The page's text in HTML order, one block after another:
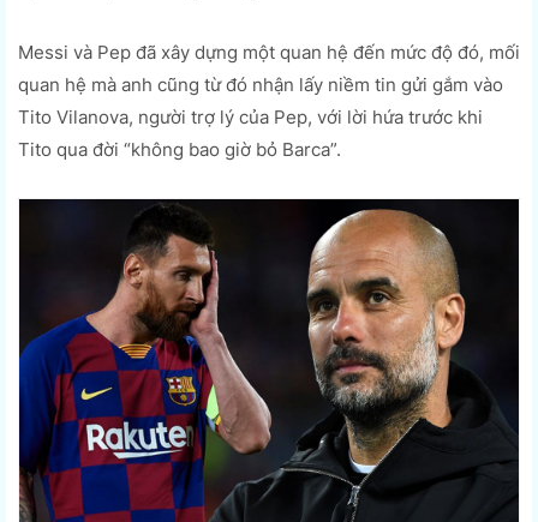
Messi và Pep đã xây dựng một quan hệ đến mức độ đó, mối
quan hệ mà anh cũng từ đó nhận lấy niềm tin gửi gắm vào
Tito Vilanova, người trợ lý của Pep, với lời hứa trước khi
Tito qua đời “không bao giờ bỏ Barca”.